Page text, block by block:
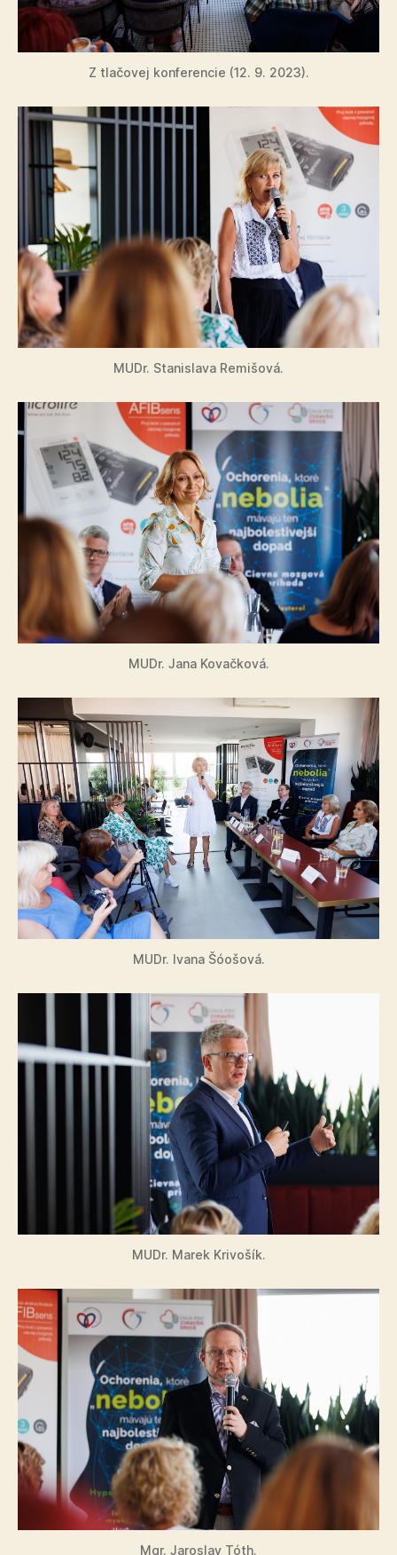
Z tlačovej konferencie (12. 9. 2023).
MUDr. Stanislava Remišová.
MUDr. Jana Kovačková.
MUDr. Ivana Šóošová.
MUDr. Marek Krivošík.
Mgr. Jaroslav Tóth.